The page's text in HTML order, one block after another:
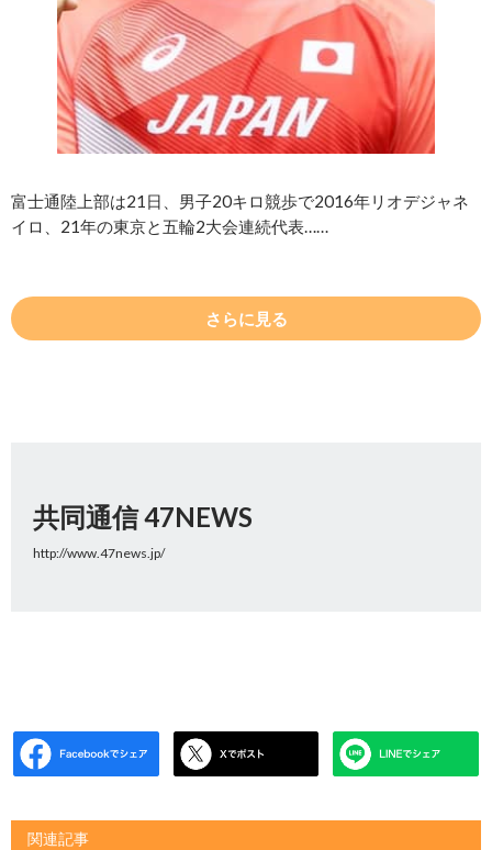
富士通陸上部は21日、男子20キロ競歩で2016年リオデジャネ
イロ、21年の東京と五輪2大会連続代表……
さらに見る
共同通信 47NEWS
http://www.47news.jp/
関連記事